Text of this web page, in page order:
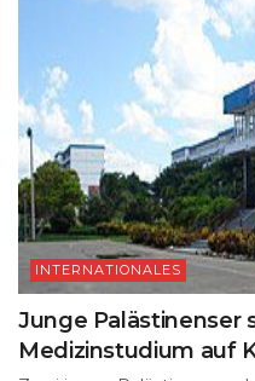
INTERNATIONALES
Junge Palästinenser
Medizinstudium auf